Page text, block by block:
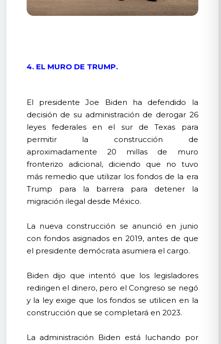
4. EL MURO DE TRUMP.
El presidente Joe Biden ha defendido la
decisión de su administración de derogar 26
leyes federales en el sur de Texas para
permitir la construcción de
aproximadamente 20 millas de muro
fronterizo adicional, diciendo que no tuvo
más remedio que utilizar los fondos de la era
Trump para la barrera para detener la
migración ilegal desde México.
La nueva construcción se anunció en junio
con fondos asignados en 2019, antes de que
el presidente demócrata asumiera el cargo.
Biden dijo que intentó que los legisladores
redirigen el dinero, pero el Congreso se negó
y la ley exige que los fondos se utilicen en la
construcción que se completará en 2023.
La administración Biden está luchando por